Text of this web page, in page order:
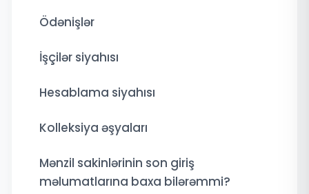
Ödənişlər
İşçilər siyahısı
Hesablama siyahısı
Kolleksiya əşyaları
Mənzil sakinlərinin son giriş
məlumatlarına baxa bilərəmmi?